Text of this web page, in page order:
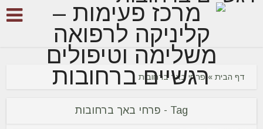
דף הבית »פרחי באך ברחובות
Tag - פרחי באך ברחובות